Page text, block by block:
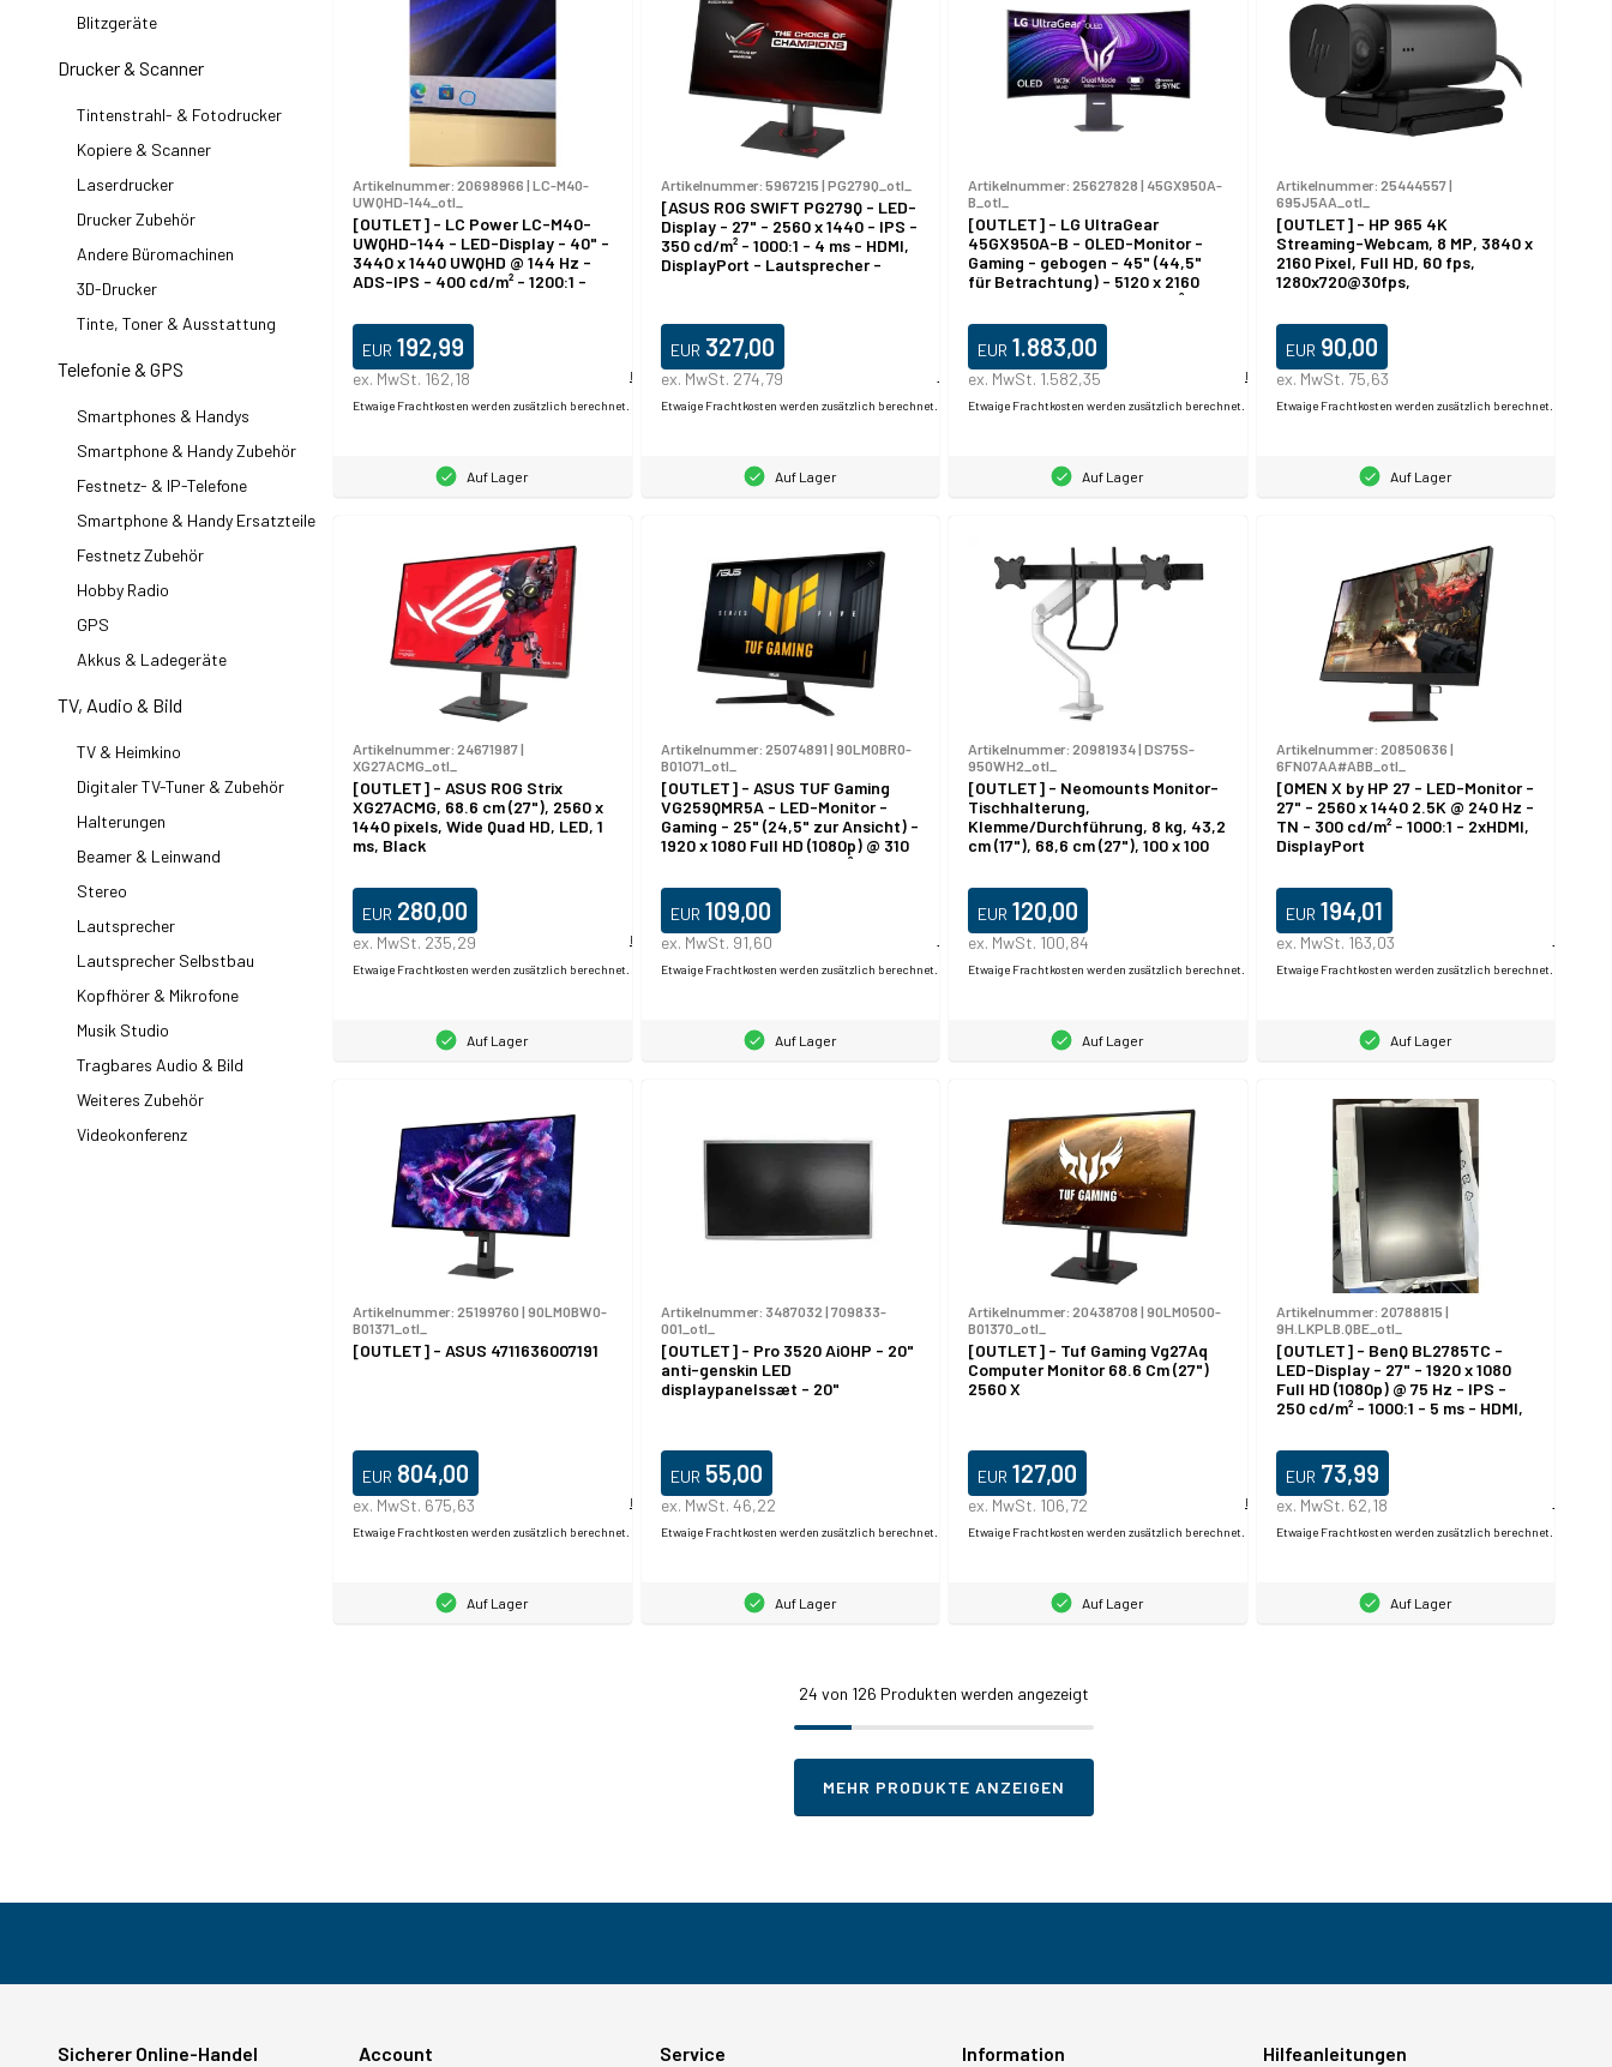
Blitzgeräte
Drucker & Scanner
Tintenstrahl- & Fotodrucker
Kopiere & Scanner
Laserdrucker
Drucker Zubehör
Andere Büromachinen
3D-Drucker
Tinte, Toner & Ausstattung
Telefonie & GPS
Smartphones & Handys
Smartphone & Handy Zubehör
Festnetz- & IP-Telefone
Smartphone & Handy Ersatzteile
Festnetz Zubehör
Hobby Radio
GPS
Akkus & Ladegeräte
TV, Audio & Bild
TV & Heimkino
Digitaler TV-Tuner & Zubehör
Halterungen
Beamer & Leinwand
Stereo
Lautsprecher
Lautsprecher Selbstbau
Kopfhörer & Mikrofone
Musik Studio
Tragbares Audio & Bild
Weiteres Zubehör
Videokonferenz
Artikelnummer: 20698966 | LC-M40-
UWQHD-144_otl_
[OUTLET] - LC Power LC-M40-
UWQHD-144 - LED-Display - 40" -
3440 x 1440 UWQHD @ 144 Hz -
ADS-IPS - 400 cd/m² - 1200:1 -
DisplayPort, USB-C - weiß
EUR 192,99
ex. MwSt. 162,18
Etwaige Frachtkosten werden zusätzlich berechnet.
Produktdatablad
Auf Lager
Artikelnummer: 5967215 | PG279Q_otl_
[ASUS ROG SWIFT PG279Q - LED-
Display - 27" - 2560 x 1440 - IPS -
350 cd/m² - 1000:1 - 4 ms - HDMI,
DisplayPort - Lautsprecher -
EUR 327,00
ex. MwSt. 274,79
Etwaige Frachtkosten werden zusätzlich berechnet.
Produktdatablad
Auf Lager
Artikelnummer: 25627828 | 45GX950A-
B_otl_
[OUTLET] - LG UltraGear
45GX950A-B - OLED-Monitor -
Gaming - gebogen - 45" (44,5"
für Betrachtung) - 5120 x 2160
WUHD @ 165 Hz - 1300 cd/m² -
1500000:1 - DisplayHDR 400 True
Black - 0,03 ms - 2xHDMI,
DisplayPort, USB-C -
Lautsprecher - schwarz
EUR 1.883,00
ex. MwSt. 1.582,35
Etwaige Frachtkosten werden zusätzlich berechnet.
Produktdatablad
Auf Lager
Artikelnummer: 25444557|
695J5AA_otl_
[OUTLET] - HP 965 4K
Streaming-Webcam, 8 MP, 3840 x
2160 Pixel, Full HD, 60 fps,
1280x720@30fps,
1920x1080@30fps,
1920x1080@60fps,
3840x2160@30fps, USB
EUR 90,00
ex. MwSt. 75,63
Etwaige Frachtkosten werden zusätzlich berechnet.
Auf Lager
Artikelnummer: 24671987|
XG27ACMG_otl_
[OUTLET] - ASUS ROG Strix
XG27ACMG, 68.6 cm (27"), 2560 x
1440 pixels, Wide Quad HD, LED, 1
ms, Black
EUR 280,00
ex. MwSt. 235,29
Etwaige Frachtkosten werden zusätzlich berechnet.
Produktdatablad
Auf Lager
Artikelnummer: 25074891 | 90LM0BR0-
B01O71_otl_
[OUTLET] - ASUS TUF Gaming
VG259QMR5A - LED-Monitor -
Gaming - 25" (24,5" zur Ansicht) -
1920 x 1080 Full HD (1080p) @ 310
Hz - Fast IPS - 300 cd/m² - 1000:1
- DisplayHDR 400 - 1 ms - 2xHDMI,
DisplayPort - Lautsprecher -
schwarz
EUR 109,00
ex. MwSt. 91,60
Etwaige Frachtkosten werden zusätzlich berechnet.
Produktdatablad
Auf Lager
Artikelnummer: 20981934| DS75S-
950WH2_otl_
[OUTLET] - Neomounts Monitor-
Tischhalterung,
Klemme/Durchführung, 8 kg, 43,2
cm (17"), 68,6 cm (27"), 100 x 100
EUR 120,00
ex. MwSt. 100,84
Etwaige Frachtkosten werden zusätzlich berechnet.
Auf Lager
Artikelnummer: 20850636 |
6FN07AA#ABB_otl_
[OMEN X by HP 27 - LED-Monitor -
27" - 2560 x 1440 2.5K @ 240 Hz -
TN - 300 cd/m² - 1000:1 - 2xHDMI,
DisplayPort
EUR 194,01
ex. MwSt. 163,03
Etwaige Frachtkosten werden zusätzlich berechnet.
Auf Lager
Artikelnummer: 25199760 | 90LM0BW0-
B01371_otl_
[OUTLET] - ASUS 4711636007191
EUR 804,00
ex. MwSt. 675,63
Etwaige Frachtkosten werden zusätzlich berechnet.
Produktdatablad
Auf Lager
Artikelnummer: 3487032 | 709833-
001_otl_
[OUTLET] - Pro 3520 AiOHP - 20"
anti-genskin LED
displaypanelssæt - 20"
EUR 55,00
ex. MwSt. 46,22
Etwaige Frachtkosten werden zusätzlich berechnet.
Auf Lager
Artikelnummer: 20438708 | 90LM0500-
B01370_otl_
[OUTLET] - Tuf Gaming Vg27Aq
Computer Monitor 68.6 Cm (27")
2560 X
EUR 127,00
ex. MwSt. 106,72
Etwaige Frachtkosten werden zusätzlich berechnet.
Produktdatablad
Auf Lager
Artikelnummer: 20788815 |
9H.LKPLB.QBE_otl_
[OUTLET] - BenQ BL2785TC -
LED-Display - 27" - 1920 x 1080
Full HD (1080p) @ 75 Hz - IPS -
250 cd/m² - 1000:1 - 5 ms - HDMI,
Lautsprecher
EUR 73,99
ex. MwSt. 62,18
Etwaige Frachtkosten werden zusätzlich berechnet.
Auf Lager
24 von 126 Produkten werden angezeigt
MEHR PRODUKTE ANZEIGEN
Sicherer Online-Handel Account Service Information Hilfeanleitungen